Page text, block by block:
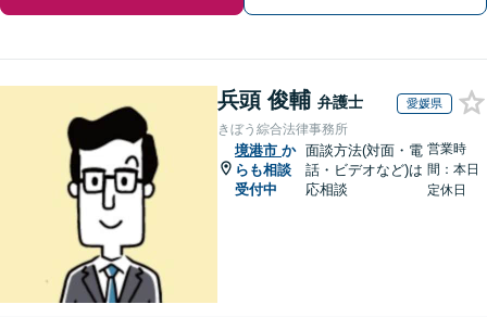
兵頭 俊輔 弁護士 愛媛県
きぼう綜合法律事務所
境港市 か
らも相談
受付中
面談方法(対面・電
話・ビデオなど)は
応相談
営業時
間：本日
定休日